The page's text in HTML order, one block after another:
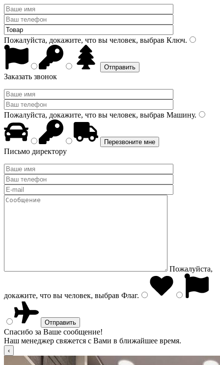
Пожалуйста, докажите, что вы человек, выбрав Ключ.
Заказать звонок
Пожалуйста, докажите, что вы человек, выбрав Машину.
Письмо директору
Пожалуйста,
докажите, что вы человек, выбрав Флаг.
Спасибо за Ваше сообщение!
Наш менеджер свяжется с Вами в ближайшее время.